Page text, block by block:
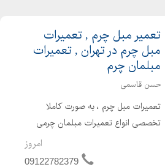
تعمیر مبل چرم , تعمیرات
مبل چرم در تهران , تعمیرات
مبلمان چرم
حسن قاسمی
تعمیرات مبل چرم ، به صورت کاملا
تخصصی انواع تعمیرات مبلمان چرمی
شامل : تعمیر مبل چرمی ، تعمیر مبل
چرم پاره شده ، تعمیر مبل چرم به پارچه
امروز
09122782379